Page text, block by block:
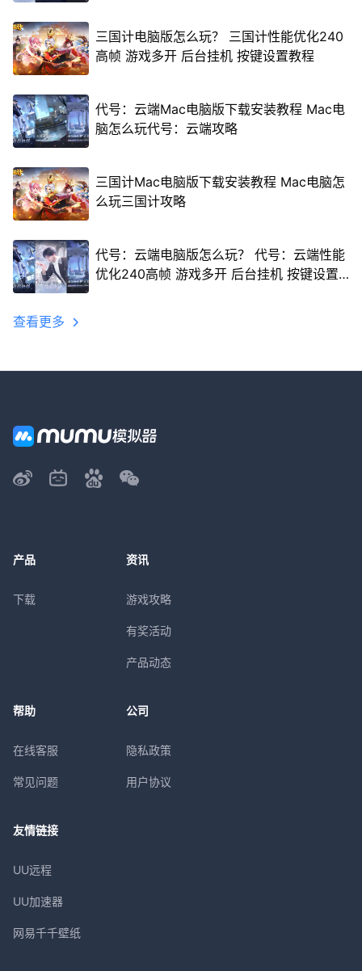
三国计电脑版怎么玩？ 三国计性能优化240
高帧 游戏多开 后台挂机 按键设置教程
代号：云端Mac电脑版下载安装教程 Mac电
脑怎么玩代号：云端攻略
三国计Mac电脑版下载安装教程 Mac电脑怎
么玩三国计攻略
代号：云端电脑版怎么玩？ 代号：云端性能
优化240高帧 游戏多开 后台挂机 按键设置
查看更多
产品
下载
资讯
游戏攻略
有奖活动
产品动态
帮助
在线客服
常见问题
公司
隐私政策
用户协议
友情链接
UU远程
UU加速器
网易千千壁纸